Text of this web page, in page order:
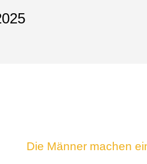
Die Männer machen